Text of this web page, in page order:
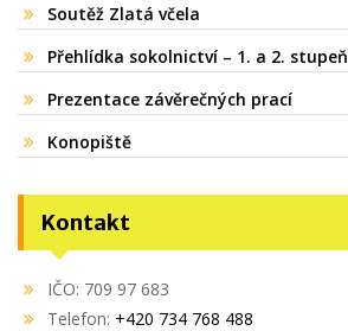
Soutěž Zlatá včela
Přehlídka sokolnictví – 1. a 2. stupeň
Prezentace závěrečných prací
Konopiště
Kontakt
IČO: 709 97 683
Telefon: +420 734 768 488